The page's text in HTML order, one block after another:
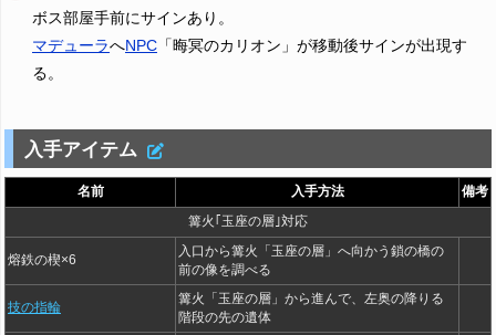
ボス部屋手前にサインあり。
マデューラへNPC 「晦冥のカリオン」が移動後サインが出現す
る。
入手アイテム
名前 入手方法
備考
篝火｢玉座の層｣対応
熔鉄の楔×6
入口から篝火「玉座の層」へ向かう鎖の橋の
前の像を調べる
技の指輪
篝火「玉座の層」から進んで、左奥の降りる
階段の先の遺体